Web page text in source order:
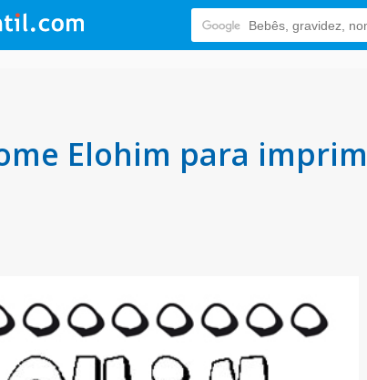
Elohim para